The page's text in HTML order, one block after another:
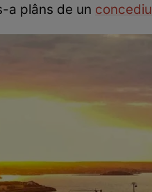
a plâns de un concediu